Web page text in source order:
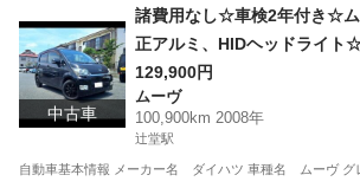
辻堂駅 テリオスキッド
中古車
諸費用なし☆車検2年付き☆
正アルミ、HIDヘッドライト
ー、オーディオ
129,900円
ムーヴ
100,900km 2008年
辻堂駅
自動車基本情報 メーカー名 ダイハツ 車種名 ムーヴ